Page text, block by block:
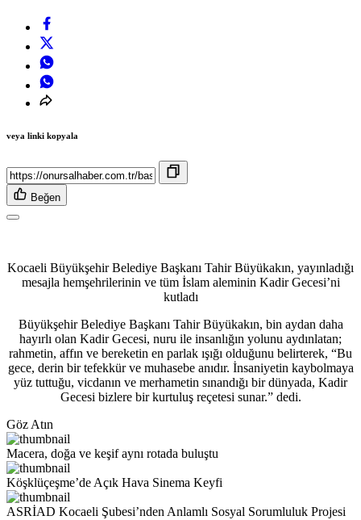
veya linki kopyala
Beğen
Kocaeli Büyükşehir Belediye Başkanı Tahir Büyükakın, yayınladığı
mesajla hemşehrilerinin ve tüm İslam aleminin Kadir Gecesi’ni
kutladı
Büyükşehir Belediye Başkanı Tahir Büyükakın, bin aydan daha
hayırlı olan Kadir Gecesi, nuru ile insanlığın yolunu aydınlatan;
rahmetin, affın ve bereketin en parlak ışığı olduğunu belirterek, “Bu
gece, derin bir tefekkür ve muhasebe anıdır. İnsaniyetin kaybolmaya
yüz tuttuğu, vicdanın ve merhametin sınandığı bir dünyada, Kadir
Gecesi bizlere bir kurtuluş reçetesi sunar.” dedi.
Göz Atın
Macera, doğa ve keşif aynı rotada buluştu
Köşklüçeşme’de Açık Hava Sinema Keyfi
ASRİAD Kocaeli Şubesi’nden Anlamlı Sosyal Sorumluluk Projesi